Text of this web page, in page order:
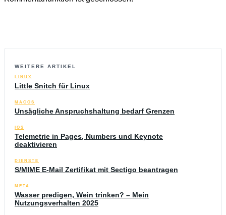
WEITERE ARTIKEL
LINUX
Little Snitch für Linux
MACOS
Unsägliche Anspruchshaltung bedarf Grenzen
IOS
Telemetrie in Pages, Numbers und Keynote
deaktivieren
DIENSTE
S/MIME E-Mail Zertifikat mit Sectigo beantragen
META
Wasser predigen, Wein trinken? – Mein
Nutzungsverhalten 2025